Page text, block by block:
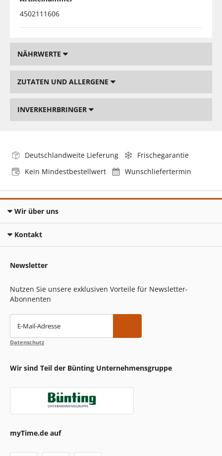
4502111606
NÄHRWERTE
ZUTATEN UND ALLERGENE
INVERKEHRBRINGER
Deutschlandweite Lieferung
Frischegarantie
Kein Mindestbestellwert
Wunschliefertermin
Wir über uns
Kontakt
Newsletter
Nutzen Sie unsere exklusiven Vorteile für Newsletter-
Abonnenten
E-Mail-Adresse
Datenschutz
Wir sind Teil der Bünting Unternehmensgruppe
myTime.de auf